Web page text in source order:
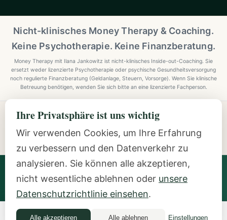
Nicht-klinisches Money Therapy & Coaching.
Keine Psychotherapie. Keine Finanzberatung.
Money Therapy mit Ilana Jankowitz ist nicht-klinisches Inside-out-Coaching. Sie
ersetzt weder lizenzierte Psychotherapie oder psychische Gesundheitsversorgung
noch regulierte Finanzberatung (Geldanlage, Steuern, Vorsorge). Wenn Sie klinische
Betreuung benötigen, wenden Sie sich bitte an eine lizenzierte Fachperson.
Explore Mindful Money Coaching
Programmes, archetypes, the Inside-Out Method, and
resources.
Ilana Jankowitz · Certified Money Coach (CMC) · NLP
Practitioner · Inside-Out Money Coach (10+ Years) ·
Featured Speaker at Google & IAPC
Ihre Privatsphäre ist uns wichtig
Wir verwenden Cookies, um Ihre Erfahrung
zu verbessern und den Datenverkehr zu
analysieren. Sie können alle akzeptieren,
nicht wesentliche ablehnen oder unsere
Datenschutzrichtlinie einsehen.
Alle akzeptieren Alle ablehnen Einstellungen